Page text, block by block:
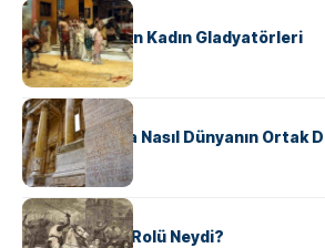
KÜLTÜR
Antik Roma’nın Kadın Gladyatörleri
KÜLTÜR
Antik Yunanca Nasıl Dünyanın Ortak
KÜLTÜR
Valdensler’in Rolü Neydi?